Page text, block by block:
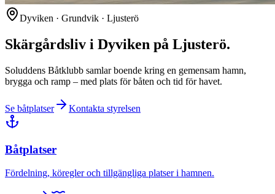
Dyviken · Grundvik · Ljusterö
Skärgårdsliv i Dyviken på Ljusterö.
Soluddens Båtklubb samlar boende kring en gemensam hamn,
brygga och ramp – med plats för båten och tid för havet.
Se båtplatser Kontakta styrelsen
Båtplatser
Fördelning, köregler och tillgängliga platser i hamnen.